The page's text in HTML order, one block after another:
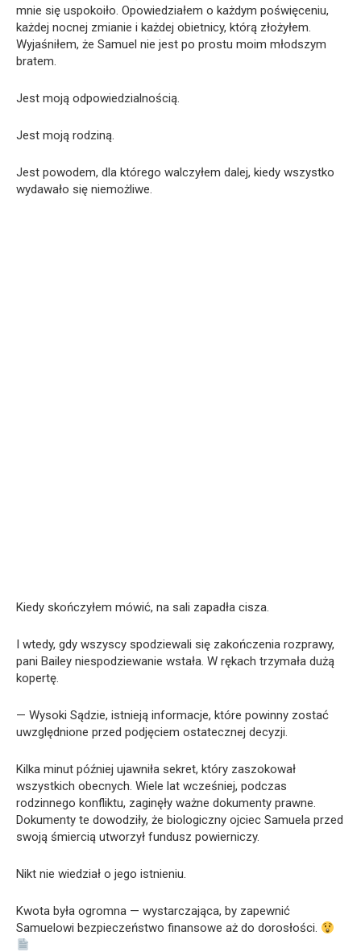
mnie się uspokoiło. Opowiedziałem o każdym poświęceniu,
każdej nocnej zmianie i każdej obietnicy, którą złożyłem.
Wyjaśniłem, że Samuel nie jest po prostu moim młodszym
bratem.
Jest moją odpowiedzialnością.
Jest moją rodziną.
Jest powodem, dla którego walczyłem dalej, kiedy wszystko
wydawało się niemożliwe.
Kiedy skończyłem mówić, na sali zapadła cisza.
I wtedy, gdy wszyscy spodziewali się zakończenia rozprawy,
pani Bailey niespodziewanie wstała. W rękach trzymała dużą
kopertę.
— Wysoki Sądzie, istnieją informacje, które powinny zostać
uwzględnione przed podjęciem ostatecznej decyzji.
Kilka minut później ujawniła sekret, który zaszokował
wszystkich obecnych. Wiele lat wcześniej, podczas
rodzinnego konfliktu, zaginęły ważne dokumenty prawne.
Dokumenty te dowodziły, że biologiczny ojciec Samuela przed
swoją śmiercią utworzył fundusz powierniczy.
Nikt nie wiedział o jego istnieniu.
Kwota była ogromna — wystarczająca, by zapewnić
Samuelowi bezpieczeństwo finansowe aż do dorosłości.